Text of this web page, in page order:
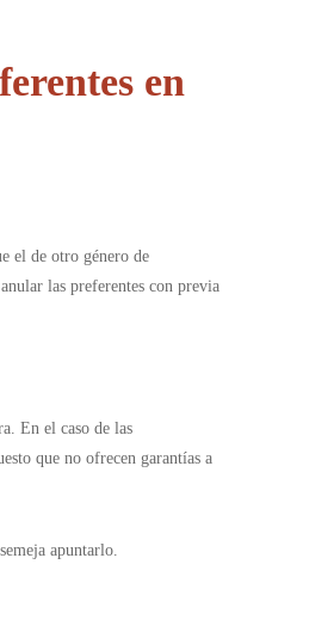
en
el de otro género de
las preferentes con previa
En el caso de las
que no ofrecen garantías a
apuntarlo.